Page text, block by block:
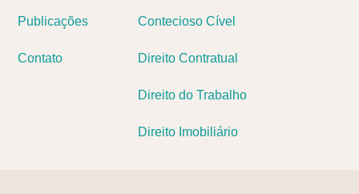
Publicações
Contato
Contecioso Cível
Direito Contratual
Direito do Trabalho
Direito Imobiliário